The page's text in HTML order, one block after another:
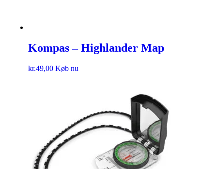
Kompas – Highlander Map
kr.49,00 Køb nu